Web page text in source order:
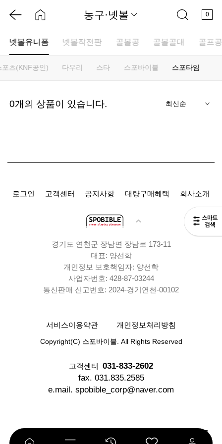
0
농구·넷볼
넷볼유니폼 넷볼작전판 골볼공 골볼골대 골프공
포츠(KNF공인) 다우리 스타 스포바이블 스포타임
0개의 상품이 있습니다.
로그인 고객센터 공지사항 대량구매혜택 회사소개
경기도 연천군 장남면 장남로 173-11
대표: 양선학
개인정보 보호책임자: 양선학
사업자번호: 428-87-03244
통신판매 신고번호: 2024-경기연천-00102
서비스이용약관 개인정보처리방침
Copyright(C) 스포바이블. All Rights Reserved
고객센터 031-833-2602
fax. 031.835.2585
e.mail. spobible_corp@naver.com